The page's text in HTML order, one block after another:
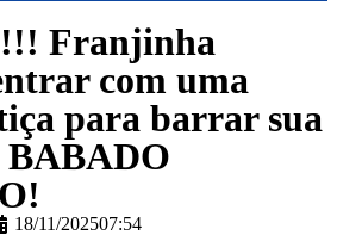
Franjinha
com uma
para barrar sua
BABADO
18/11/202507:54